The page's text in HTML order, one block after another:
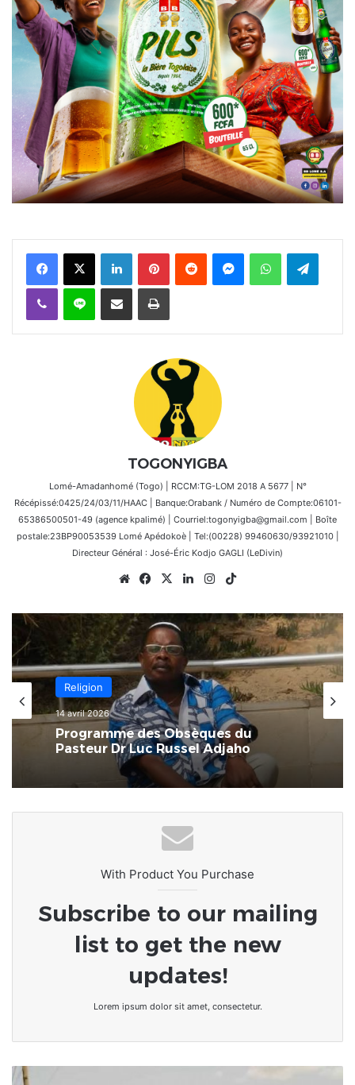
FacebookX Linkedin PinterestReddit MessengerWhatsAppTelegram
Viber Ligne Partager par email Imprimer
TOGONYIGBA
Lomé-Amadanhomé (Togo) | RCCM:TG-LOM 2018 A 5677 | N°
Récépissé:0425/24/03/11/HAAC | Banque:Orabank / Numéro de Compte:06101-
65386500501-49 (agence kpalimé) | Courriel:togonyigba@gmail.com | Boîte
postale:23BP90053539 Lomé Apédokoè | Tel:(00228) 99460630/93921010 |
Directeur Général : José-Éric Kodjo GAGLI (LeDivin)
WebsiteFacebook
X LinkedinInstagram
Religion
14 avril 2026
Programme des Obsèques du
Afrique
8 mars 2026
L’Afrique au carrefour des
consciences : le devoir de rompre
avec la culture du naufrage
With Product You Purchase
Subscribe to our mailing
list to get the new
updates!
Lorem ipsum dolor sit amet, consectetur.
Un